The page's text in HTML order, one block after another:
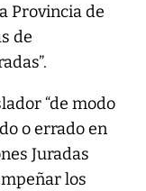
Provincia de
de
“de modo
o errado en
Juradas
los